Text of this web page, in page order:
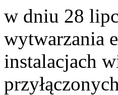
w dniu 28
wytwarzania
instalacjach